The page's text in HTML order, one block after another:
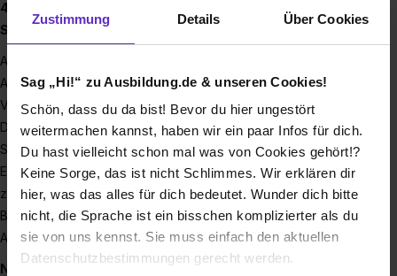
Zustimmung Details Über Cookies
Sag „Hi!“ zu Ausbildung.de & unseren Cookies!
Schön, dass du da bist! Bevor du hier ungestört
weitermachen kannst, haben wir ein paar Infos für dich.
Du hast vielleicht schon mal was von Cookies gehört!?
Keine Sorge, das ist nicht Schlimmes. Wir erklären dir
hier, was das alles für dich bedeutet. Wunder dich bitte
nicht, die Sprache ist ein bisschen komplizierter als du
sie von uns kennst. Sie muss einfach den aktuellen
Datenschutzbestimmungen gerecht werden.
40 verschiedenen Ausbildungsberufen und
Studiengängen deinen Traumberuf!
Auch in diesem Jahr bieten wir ein enorm vielseitiges
Ausbildungs- und Studienangebot: von den
Verwaltungsfachangestellten und den Studierenden der
Dualen Hochschule in unterschiedlichen Fachrichtungen wie
Soziale Arbeit oder Informationstechnologie über die
Erzieher*innen in der praxisintegrierten Ausbildung bis hin
zur Fachkraft für Abfallwirtschaft und zahlreichen weiteren
Berufsbildern. Bei diesem breitgefächerten städtischen
Ausbildungsangebot ist für jedes Talent das Richtige dabei!
Noch Fragen? Besuche unsere Homepage und finde alle